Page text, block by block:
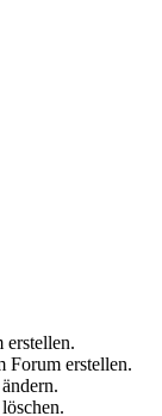
erstellen.
Forum erstellen.